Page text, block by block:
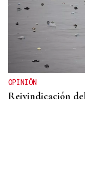
OPINIÓN
Reivindicación